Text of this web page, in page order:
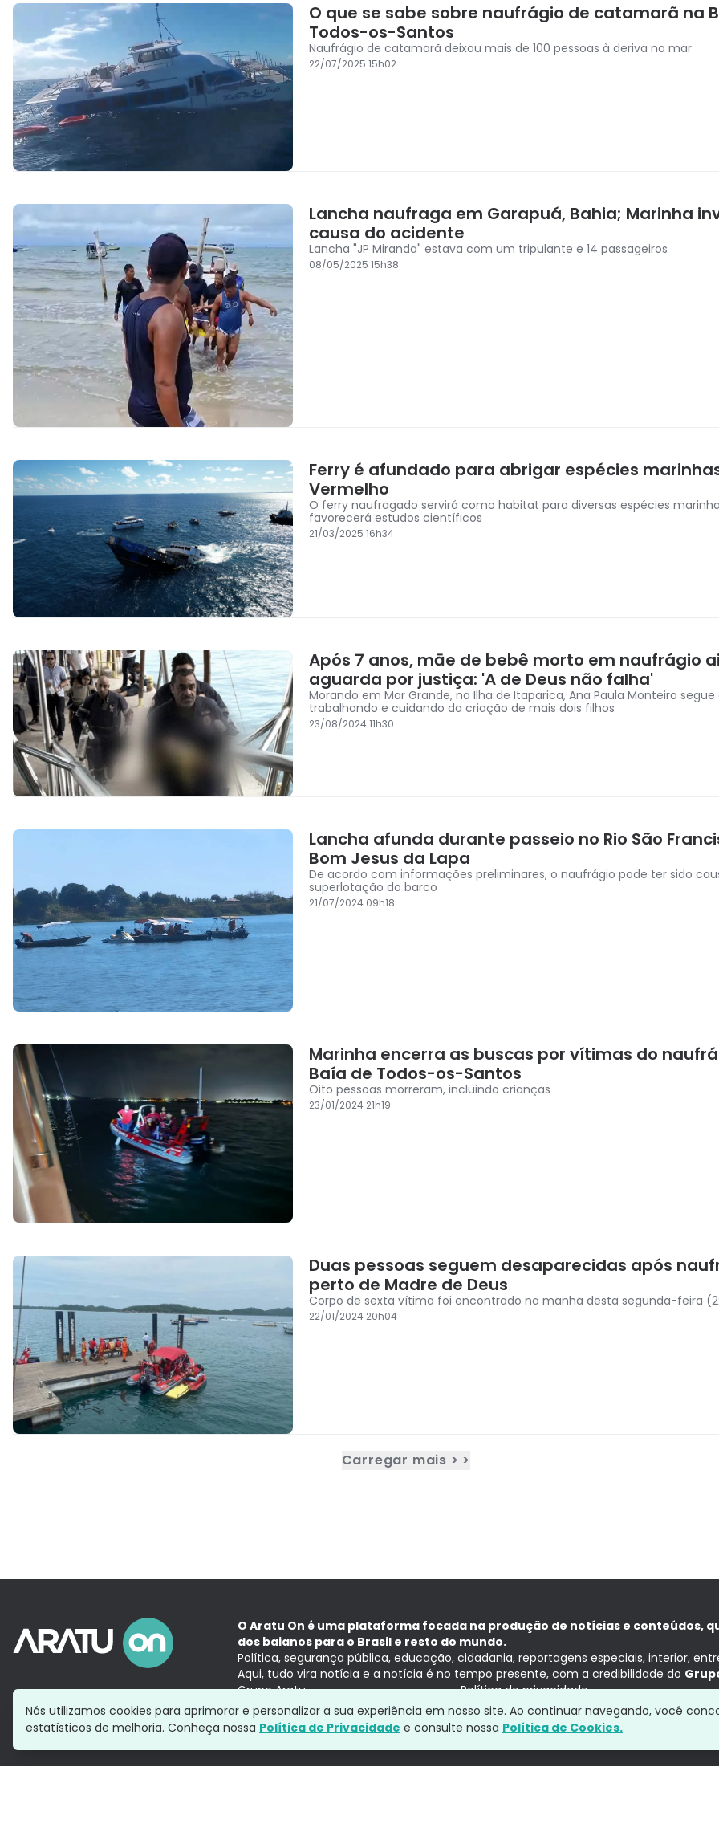
O que se sabe sobre naufrágio de catamarã na
Todos-os-Santos
Naufrágio de catamarã deixou mais de 100 pessoas à deriva no mar
22/07/2025 15h02
Lancha naufraga em Garapuá, Bahia; Marinha
causa do acidente
Lancha "JP Miranda" estava com um tripulante e 14 passageiros
08/05/2025 15h38
Ferry é afundado para abrigar espécies
Vermelho
O ferry naufragado servirá como habitat para diversas espécies
favorecerá estudos científicos
21/03/2025 16h34
Após 7 anos, māe de bebê morto em naufrágio
aguarda por justiça: 'A de Deus não falha'
Morando em Mar Grande, na Ilha de Itaparica, Ana Paula Monteiro segue
trabalhando e cuidando da criação de mais dois filhos
23/08/2024 11h30
Lancha afunda durante passeio no Rio São
Bom Jesus da Lapa
De acordo com informações preliminares, o naufrágio pode ter sido
superlotação do barco
21/07/2024 09h18
Marinha encerra as buscas por vítimas do
Baía de Todos-os-Santos
Oito pessoas morreram, incluindo crianças
23/01/2024 21h19
Duas pessoas seguem desaparecidas após
perto de Madre de Deus
Corpo de sexta vítima foi encontrado na manhã desta segunda-feira
22/01/2024 20h04
Carregar mais > >
O Aratu On é uma plataforma focada na produção de notícias e conteúdos,
dos baianos para o Brasil e resto do mundo.
Política, segurança pública, educação, cidadania, reportagens especiais, interior,
Aqui, tudo vira notícia e a notícia é no tempo presente, com a credibilidade do
Grupo Aratu
Política de privacidade
Nós utilizamos cookies para aprimorar e personalizar a sua experiência em nosso site. Ao continuar navegando, você
estatísticos de melhoria. Conheça nossa Política de Privacidade e consulte nossa Política de Cookies.